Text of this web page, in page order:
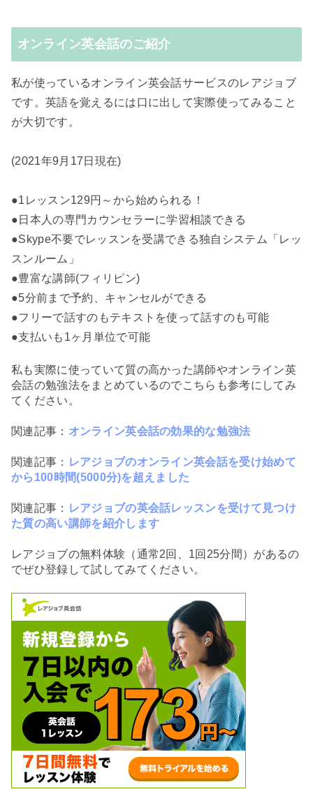
オンライン英会話のご紹介
私が使っているオンライン英会話サービスのレアジョブ
です。英語を覚えるには口に出して実際使ってみること
が大切です。
(2021年9月17日現在)
●1レッスン129円～から始められる！
●日本人の専門カウンセラーに学習相談できる
●Skype不要でレッスンを受講できる独自システム「レッ
スンルーム」
●豊富な講師(フィリピン)
●5分前まで予約、キャンセルができる
●フリーで話すのもテキストを使って話すのも可能
●支払いも1ヶ月単位で可能
私も実際に使っていて質の高かった講師やオンライン英
会話の勉強法をまとめているのでこちらも参考にしてみ
てください。
関連記事： オンライン英会話の効果的な勉強法
関連記事： レアジョブのオンライン英会話を受け始めて
から100時間(5000分)を超えました
関連記事： レアジョブの英会話レッスンを受けて見つけ
た質の高い講師を紹介します
レアジョブの無料体験（通常2回、1回25分間）があるの
でぜひ登録して試してみてください。